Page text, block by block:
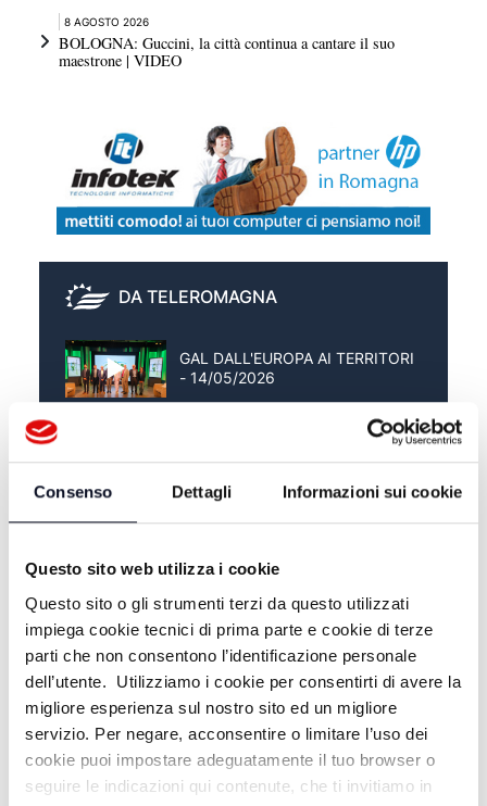
Consenso Dettagli Informazioni sui cookie
Questo sito web utilizza i cookie
Questo sito o gli strumenti terzi da questo utilizzati
impiega cookie tecnici di prima parte e cookie di terze
parti che non consentono l’identificazione personale
dell’utente. Utilizziamo i cookie per consentirti di avere la
migliore esperienza sul nostro sito ed un migliore
servizio. Per negare, acconsentire o limitare l’uso dei
cookie puoi impostare adeguatamente il tuo browser o
seguire le indicazioni qui contenute, che ti invitiamo in
8 AGOSTO 2026
BOLOGNA: Guccini, la città continua a cantare il suo
maestrone | VIDEO
DA TELEROMAGNA
GAL DALL'EUROPA AI TERRITORI
- 14/05/2026
GAL IMPRESA IN APPENNINO -
25/09/2025